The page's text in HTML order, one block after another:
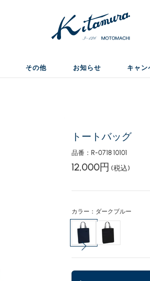
その他 お知らせ キャン
トートバッグ
品番：R-0718 10101
12,000円 (税込)
カラー：ダークブルー